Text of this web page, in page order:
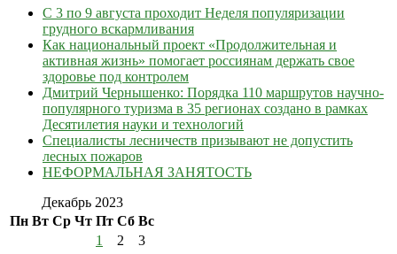
С 3 по 9 августа проходит Неделя популяризации
грудного вскармливания
Как национальный проект «Продолжительная и
активная жизнь» помогает россиянам держать свое
здоровье под контролем
Дмитрий Чернышенко: Порядка 110 маршрутов научно-
популярного туризма в 35 регионах создано в рамках
Десятилетия науки и технологий
Специалисты лесничеств призывают не допустить
лесных пожаров
НЕФОРМАЛЬНАЯ ЗАНЯТОСТЬ
Декабрь 2023
Пн Вт Ср Чт Пт Сб Вс
1
2
3